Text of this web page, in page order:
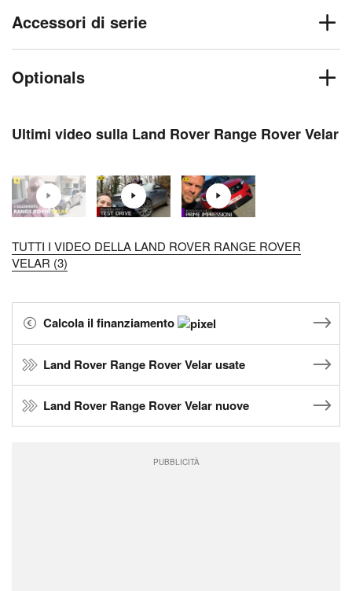
Accessori di serie
Optionals
Ultimi video sulla Land Rover Range Rover Velar
TUTTI I VIDEO DELLA LAND ROVER RANGE ROVER
VELAR (3)
Calcola il finanziamento
Land Rover Range Rover Velar usate
Land Rover Range Rover Velar nuove
PUBBLICITÀ